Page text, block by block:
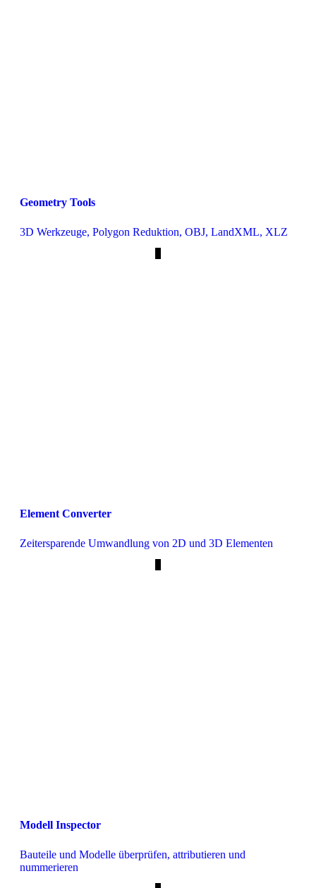
Geometry Tools
3D Werkzeuge, Polygon Reduktion, OBJ, LandXML, XLZ
Element Converter
Zeitersparende Umwandlung von 2D und 3D Elementen
Modell Inspector
Bauteile und Modelle überprüfen, attributieren und
nummerieren